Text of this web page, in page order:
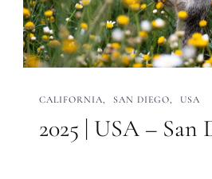
CALIFORNIA SAN DIEGO USA
2025 | USA – San